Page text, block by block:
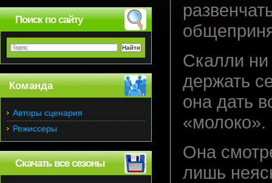
Скалли ни
держать
она дать
«молоко».
Она
лишь
Поиск по сайту
Команда
Авторы сценария
Режиссеры
Скачать все сезоны